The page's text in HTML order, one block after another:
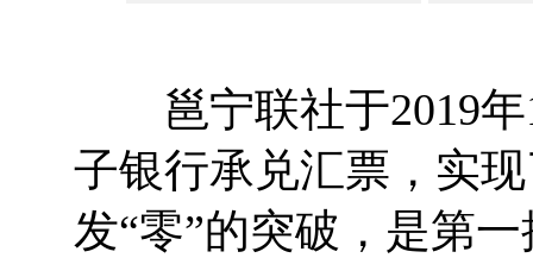
邕宁联社于2019年
子银行承兑汇票，实
发“零”的突破，是第